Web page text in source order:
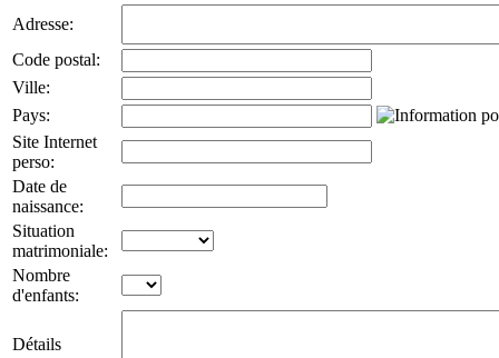
Adresse:
Code postal:
Ville:
Pays:
Site Internet
perso:
Date de
naissance:
Situation
matrimoniale:
Nombre
d'enfants:
Détails